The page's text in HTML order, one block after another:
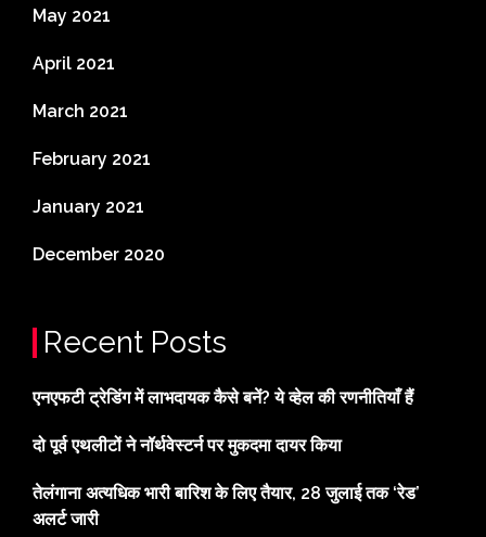
May 2021
April 2021
March 2021
February 2021
January 2021
December 2020
Recent Posts
एनएफटी ट्रेडिंग में लाभदायक कैसे बनें? ये व्हेल की रणनीतियाँ हैं
दो पूर्व एथलीटों ने नॉर्थवेस्टर्न पर मुकदमा दायर किया
तेलंगाना अत्यधिक भारी बारिश के लिए तैयार, 28 जुलाई तक ‘रेड’
अलर्ट जारी